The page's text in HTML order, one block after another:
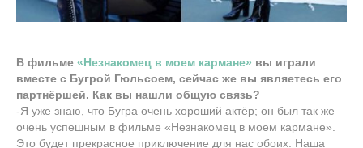
В фильме «Незнакомец в моем кармане» вы играли
вместе с Бугрой Гюльсоем, сейчас же вы являетесь его
партнёршей. Как вы нашли общую связь?
-Я уже знаю, что Бугра очень хороший актёр; он был так же
очень успешным в фильме «Незнакомец в моем кармане».
Это будет прекрасное приключение для нас обоих. Наша